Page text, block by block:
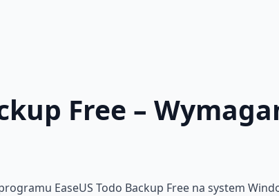
Free –
EaseUS Todo Backup Free na system